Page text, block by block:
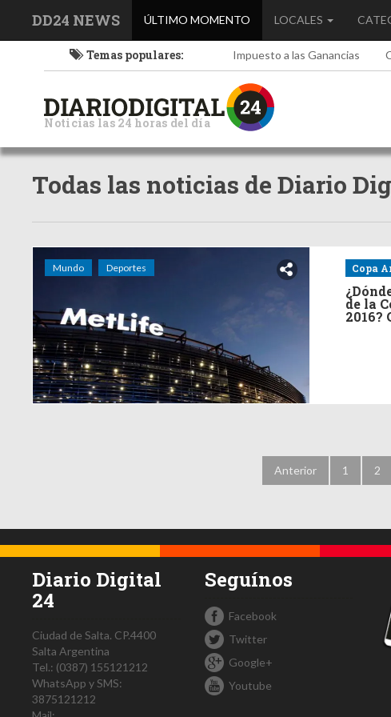
DD24 NEWS ÚLTIMO MOMENTO (current)LOCALES
Temas populares: Impuesto a las Ganancias
Noticias las 24 horas del día
Todas las noticias de Diario
Mundo Deportes Copa
de la
2016?
Anterior 1 2
Diario Digital
24
Ciudad de Salta. CP.4400
Salta Argentina
Tel.: (0387) 155121212
WhatsApp y SMS:
3875121212
Seguínos
Facebook
Twitter
Google+
Youtube